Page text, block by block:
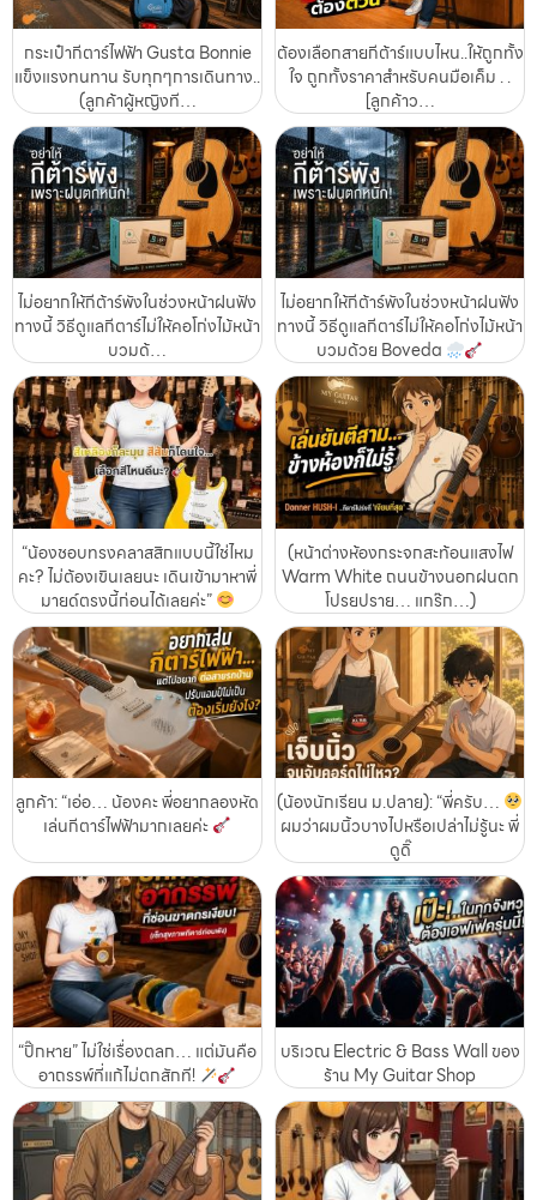
กระเป๋ากีตาร์ไฟฟ้า Gusta Bonnie
แข็งแรงทนทาน รับทุกๆการเดินทาง..
(ลูกค้าผู้หญิงที…
ต้องเลือกสายกีต้าร์แบบไหน..ให้ถูกทั้ง
ใจ ถูกทั้งราคาสำหรับคนมือเค็ม . .
[ลูกค้าว…
ไม่อยากให้กีต้าร์พังในช่วงหน้าฝนฟัง
ทางนี้ วิธีดูแลกีตาร์ไม่ให้คอโก่งไม้หน้า
บวมด้…
ไม่อยากให้กีต้าร์พังในช่วงหน้าฝนฟัง
ทางนี้ วิธีดูแลกีตาร์ไม่ให้คอโก่งไม้หน้า
บวมด้วย Boveda
“น้องชอบทรงคลาสสิกแบบนี้ใช่ไหม
คะ? ไม่ต้องเขินเลยนะ เดินเข้ามาหาพี่
มายด์ตรงนี้ก่อนได้เลยค่ะ”
(หน้าต่างห้องกระจกสะท้อนแสงไฟ
Warm White ถนนข้างนอกฝนตก
โปรยปราย… แกร๊ก…)
ลูกค้า: “เอ่อ… น้องคะ พี่อยากลองหัด
เล่นกีตาร์ไฟฟ้ามากเลยค่ะ
(น้องนักเรียน ม.ปลาย): “พี่ครับ…
ผมว่าผมนิ้วบางไปหรือเปล่าไม่รู้นะ พี่
ดูดิ๊
“ปิ๊กหาย” ไม่ใช่เรื่องตลก… แต่มันคือ
อาถรรพ์ที่แก้ไม่ตกสักที!
บริเวณ Electric & Bass Wall ของ
ร้าน My Guitar Shop